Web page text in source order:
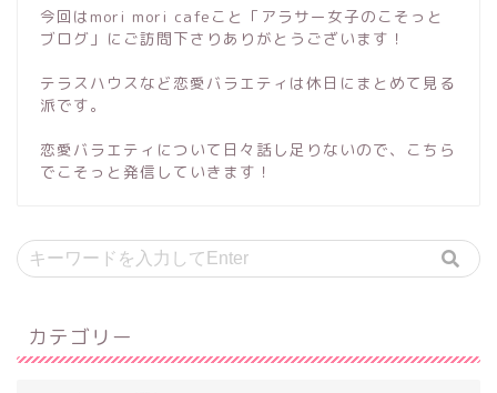
今回はmori mori cafeこと「アラサー女子のこそっと
ブログ」にご訪問下さりありがとうございます！
テラスハウスなど恋愛バラエティは休日にまとめて見る
派です。
恋愛バラエティについて日々話し足りないので、こちら
でこそっと発信していきます！
カテゴリー